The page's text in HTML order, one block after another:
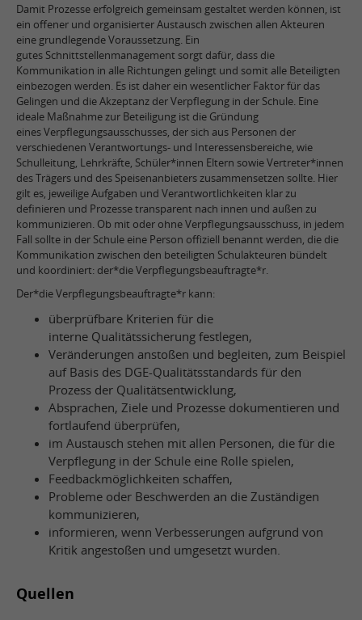
Damit Prozesse erfolgreich gemeinsam gestaltet werden können, ist
ein offener und organisierter Austausch zwischen allen Akteuren
eine grundlegende Voraussetzung. Ein
gutes Schnittstellenmanagement sorgt dafür, dass die
Kommunikation in alle Richtungen gelingt und somit alle Beteiligten
einbezogen werden. Es ist daher ein wesentlicher Faktor für das
Gelingen und die Akzeptanz der Verpflegung in der Schule. Eine
ideale Maßnahme zur Beteiligung ist die Gründung
eines Verpflegungsausschusses, der sich aus Personen der
verschiedenen Verantwortungs- und Interessensbereiche, wie
Schulleitung, Lehrkräfte, Schüler*innen Eltern sowie Vertreter*innen
des Trägers und des Speisenanbieters zusammensetzen sollte. Hier
gilt es, jeweilige Aufgaben und Verantwortlichkeiten klar zu
definieren und Prozesse transparent nach innen und außen zu
kommunizieren. Ob mit oder ohne Verpflegungsausschuss, in jedem
Fall sollte in der Schule eine Person offiziell benannt werden, die die
Kommunikation zwischen den beteiligten Schulakteuren bündelt
und koordiniert: der*die Verpflegungsbeauftragte*r.
Der*die Verpflegungsbeauftragte*r kann:
überprüfbare Kriterien für die
interne Qualitätssicherung festlegen,
Veränderungen anstoßen und begleiten, zum Beispiel
auf Basis des DGE-Qualitätsstandards für den
Prozess der Qualitätsentwicklung,
Absprachen, Ziele und Prozesse dokumentieren und
fortlaufend überprüfen,
im Austausch stehen mit allen Personen, die für die
Verpflegung in der Schule eine Rolle spielen,
Feedbackmöglichkeiten schaffen,
Probleme oder Beschwerden an die Zuständigen
kommunizieren,
informieren, wenn Verbesserungen aufgrund von
Kritik angestoßen und umgesetzt wurden.
Quellen